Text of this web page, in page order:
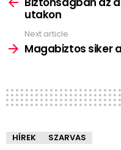
utakon
Next article
Magabiztos siker
HÍREK SZARVAS